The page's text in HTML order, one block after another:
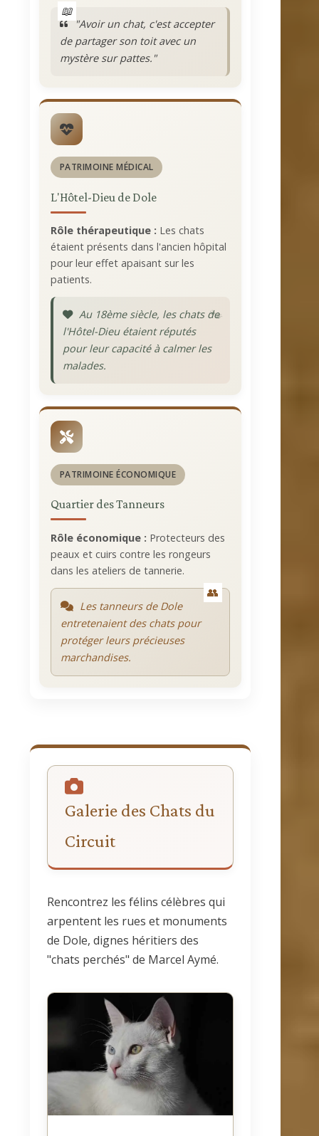
"Avoir un chat, c'est accepter
de partager son toit avec un
mystère sur pattes."
PATRIMOINE MÉDICAL
L'Hôtel-Dieu de Dole
Rôle thérapeutique : Les chats
étaient présents dans l'ancien hôpital
pour leur effet apaisant sur les
patients.
Au 18ème siècle, les chats de
l'Hôtel-Dieu étaient réputés
pour leur capacité à calmer les
malades.
PATRIMOINE ÉCONOMIQUE
Quartier des Tanneurs
Rôle économique : Protecteurs des
peaux et cuirs contre les rongeurs
dans les ateliers de tannerie.
Les tanneurs de Dole
entretenaient des chats pour
protéger leurs précieuses
marchandises.
Galerie des Chats du
Circuit
Rencontrez les félins célèbres qui
arpentent les rues et monuments
de Dole, dignes héritiers des
"chats perchés" de Marcel Aymé.